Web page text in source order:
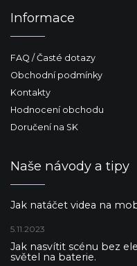
Informace
FAQ / Časté dotazy
Obchodní podmínky
Kontakty
Hodnocení obchodu
Doručení na SK
Naše návody a tipy
Jak natáčet videa na
5.11.2023
Jak nasvítit scénu bez
světel na baterie.